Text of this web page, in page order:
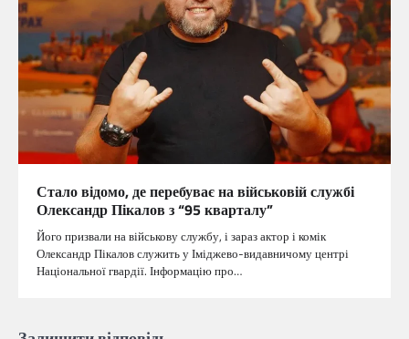
Стало відомо, де перебуває на військовій службі
Олександр Пікалов з “95 кварталу”
Його призвали на військову службу, і зараз актор і комік
Олександр Пікалов служить у Іміджево-видавничому центрі
Національної гвардії. Інформацію про…